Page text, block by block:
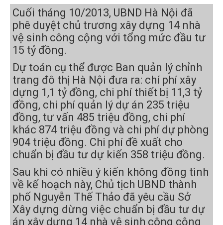
Cuối tháng 10/2013, UBND Hà Nội đã
phê duyệt chủ trương xây dựng 14 nhà
vệ sinh công cộng với tổng mức đầu tư
15 tỷ đồng.
Dự toán cụ thể được Ban quản lý chỉnh
trang đô thị Hà Nội đưa ra: chí phí xây
dựng 1,1 tỷ đồng, chi phí thiết bị 11,3 tỷ
đồng, chi phí quản lý dự án 235 triệu
đồng, tư vấn 485 triệu đồng, chi phí
khác 874 triệu đồng và chi phí dự phòng
904 triệu đồng. Chi phí đề xuất cho
chuẩn bị đầu tư dự kiến 358 triệu đồng.
Sau khi có nhiều ý kiến không đồng tình
về kế hoạch này, Chủ tịch UBND thành
phố Nguyễn Thế Thảo đã yêu cầu Sở
Xây dựng dừng việc chuẩn bị đầu tư dự
án xây dựng 14 nhà vệ sinh công cộng